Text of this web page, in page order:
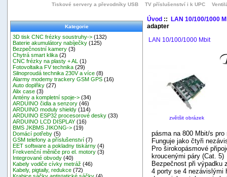
Tiskové servery a převodníky USB
TV příslušenství i k UPC
Kategorie
3D tisk CNC frézky soustruhy-> (132)
Baterie akumulátory nabíječky (125)
Bezpečnostní kamery (3)
Chytrá smart klika (2)
CNC frézky na plasty + AL
(1)
Fotovoltaika FV technika (29)
Silnoproudá technika 230V a více (8)
Alarmy modemy trackery GSM GPS (16)
Auto doplňky (27)
Alix case (3)
Antény a kompletní spoje-> (34)
ARDUINO čidla a senzory (46)
ARDUINO moduly shieldy (114)
ARDUINO ESP32 procesorové desky (33)
ARDUINO LCD DISPLAY (16)
BMS JKBMS JIKONG-> (19)
Domácí potřeby (5)
GSM telefony a příslušenství (7)
EET software a pokladny tiskárny (4)
Frekvenční měniče pro el. motory (3)
Integrované obvody (40)
Kabely vodiče cívky metráž (46)
Kabely, pigtaily, redukce (72)
Úvod:: LAN 10/100/1000
adapter
LAN 10/100/1000 Mbit
zvětšit obrázek
pásma na 800 Mbit/s
Funguje jako čtyři
Pro širokopásmové
kroucenými páry (Cat. 5)
Bezpečnost při výpadku
4 porty se 4 nezávislými